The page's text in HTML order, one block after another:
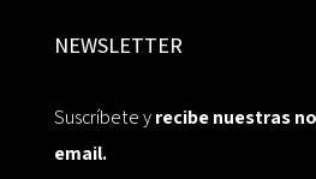
NEWSLETTER
Suscríbete yrecibe nuestras
email.